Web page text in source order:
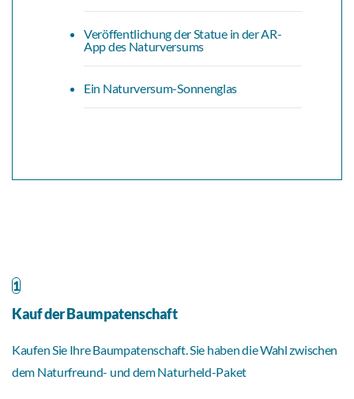
Veröffentlichung der Statue in der AR-
App des Naturversums
Ein Naturversum-Sonnenglas
1
Kauf der Baumpatenschaft
Kaufen Sie Ihre Baumpatenschaft. Sie haben die Wahl zwischen
dem Naturfreund- und dem Naturheld-Paket